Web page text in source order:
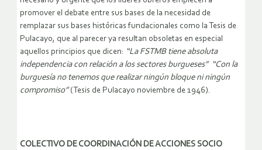
promover el debate entre sus bases de la necesidad de
remplazar sus bases históricas fundacionales como la Tesis de
Pulacayo, que al parecer ya resultan obsoletas en especial
aquellos principios que dicen: “La FSTMB tiene absoluta
independencia con relación a los sectores burgueses” “Con la
burguesía no tenemos que realizar ningún bloque ni ningún
compromiso”(Tesis de Pulacayo noviembre de 1946).
COLECTIVO DE COORDINACIÓN DE ACCIONES SOCIO